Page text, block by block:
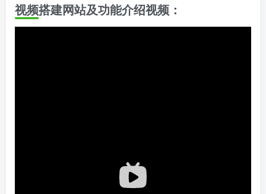
视频搭建网站及功能介绍视频：